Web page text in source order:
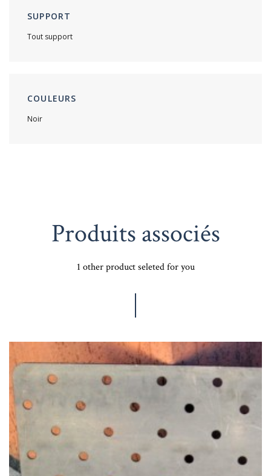
SUPPORT
Tout support
COULEURS
Noir
Produits associés
1 other product seleted for you